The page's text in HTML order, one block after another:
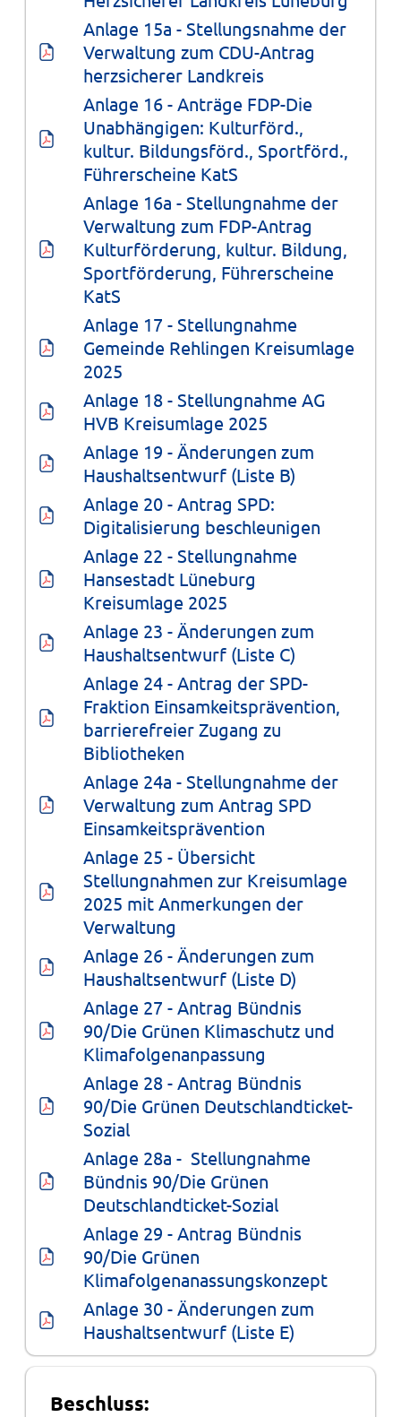
Anlage 15a - Stellungsnahme der
Verwaltung zum CDU-Antrag
herzsicherer Landkreis
Anlage 16 - Anträge FDP-Die
Unabhängigen: Kulturförd.,
kultur. Bildungsförd., Sportförd.,
Führerscheine KatS
Anlage 16a - Stellungnahme der
Verwaltung zum FDP-Antrag
Kulturförderung, kultur. Bildung,
Sportförderung, Führerscheine
KatS
Anlage 17 - Stellungnahme
Gemeinde Rehlingen Kreisumlage
2025
Anlage 18 - Stellungnahme AG
HVB Kreisumlage 2025
Anlage 19 - Änderungen zum
Haushaltsentwurf (Liste B)
Anlage 20 - Antrag SPD:
Digitalisierung beschleunigen
Anlage 22 - Stellungnahme
Hansestadt Lüneburg
Kreisumlage 2025
Anlage 23 - Änderungen zum
Haushaltsentwurf (Liste C)
Anlage 24 - Antrag der SPD-
Fraktion Einsamkeitsprävention,
barrierefreier Zugang zu
Bibliotheken
Anlage 24a - Stellungnahme der
Verwaltung zum Antrag SPD
Einsamkeitsprävention
Anlage 25 - Übersicht
Stellungnahmen zur Kreisumlage
2025 mit Anmerkungen der
Verwaltung
Anlage 26 - Änderungen zum
Haushaltsentwurf (Liste D)
Anlage 27 - Antrag Bündnis
90/Die Grünen Klimaschutz und
Klimafolgenanpassung
Anlage 28 - Antrag Bündnis
90/Die Grünen Deutschlandticket-
Sozial
Anlage 28a -  Stellungnahme
Bündnis 90/Die Grünen
Deutschlandticket-Sozial
Anlage 29 - Antrag Bündnis
90/Die Grünen
Klimafolgenanassungskonzept
Anlage 30 - Änderungen zum
Haushaltsentwurf (Liste E)
Beschluss: